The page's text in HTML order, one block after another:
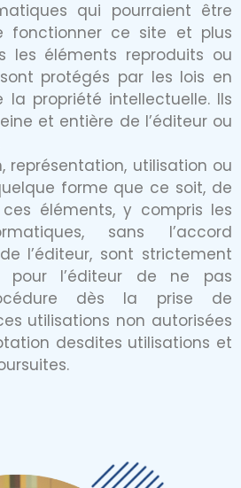
qui pourraient être
fonctionner ce site et plus
les éléments reproduits ou
protégés par les lois en
propriété intellectuelle. Ils
et entière de l’éditeur ou
représentation, utilisation ou
forme que ce soit, de
éléments, y compris les
sans l’accord
l’éditeur, sont strictement
pour l’éditeur de ne pas
dès la prise de
utilisations non autorisées
desdites utilisations et